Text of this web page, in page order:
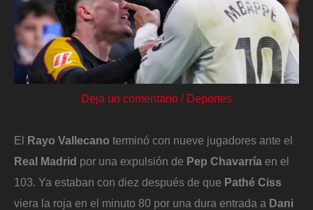
Deja un comentario / Deportes
El Rayo Vallecano terminó con nueve jugadores ante el
Real Madrid por una expulsión de Pep Chavarría en el
103. Ya estaban con diez después de que Pathé Ciss
viera la roja en el minuto 80 por una dura entrada a Dani